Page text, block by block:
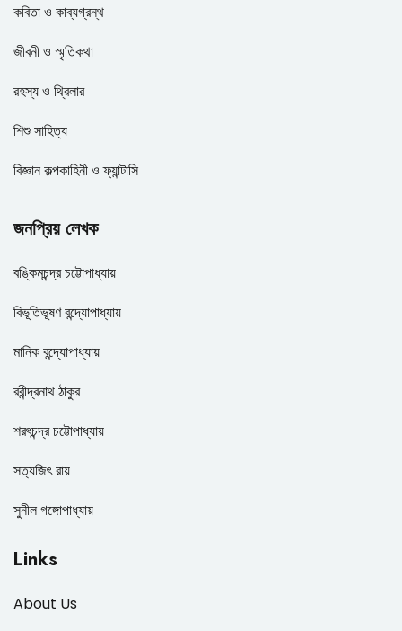
কবিতা ও কাব্যগ্রন্থ
জীবনী ও স্মৃতিকথা
রহস্য ও থ্রিলার
শিশু সাহিত্য
বিজ্ঞান কল্পকাহিনী ও ফ্যান্টাসি
জনপ্রিয় লেখক
বঙ্কিমচন্দ্র চট্টোপাধ্যায়
বিভূতিভূষণ বন্দ্যোপাধ্যায়
মানিক বন্দ্যোপাধ্যায়
রবীন্দ্রনাথ ঠাকুর
শরৎচন্দ্র চট্টোপাধ্যায়
সত্যজিৎ রায়
সুনীল গঙ্গোপাধ্যায়
Links
About Us